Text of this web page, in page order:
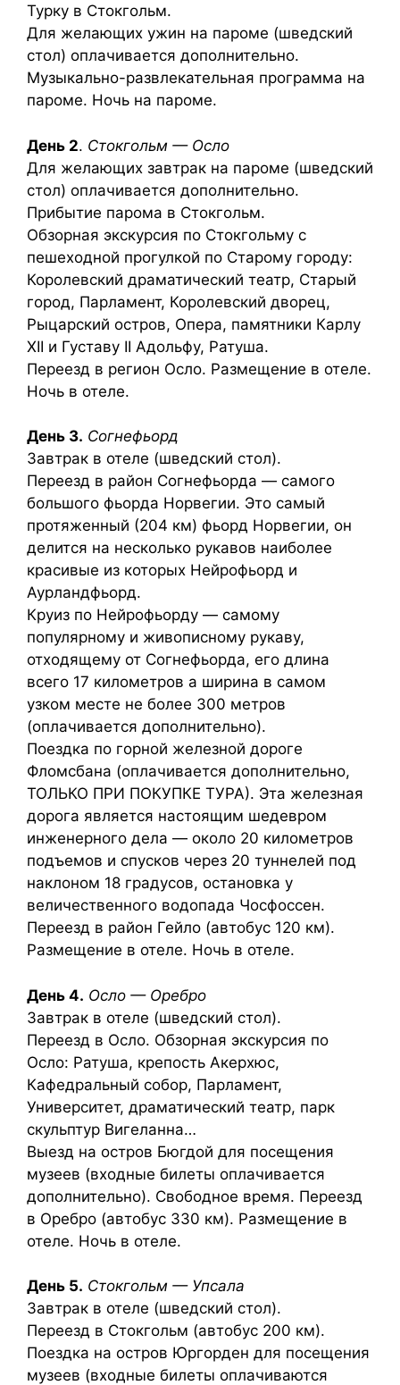
Турку в Стокгольм.
Для желающих ужин на пароме (шведский
стол) оплачивается дополнительно.
Музыкально-развлекательная программа на
пароме. Ночь на пароме.
День 2. Стокгольм — Осло
Для желающих завтрак на пароме (шведский
стол) оплачивается дополнительно.
Прибытие парома в Стокгольм.
Обзорная экскурсия по Стокгольму с
пешеходной прогулкой по Старому городу:
Королевский драматический театр, Старый
город, Парламент, Королевский дворец,
Рыцарский остров, Опера, памятники Карлу
XII и Густаву II Адольфу, Ратуша.
Переезд в регион Осло. Размещение в отеле.
Ночь в отеле.
День 3. Согнефьорд
Завтрак в отеле (шведский стол).
Переезд в район Согнефьорда — самого
большого фьорда Норвегии. Это самый
протяженный (204 км) фьорд Норвегии, он
делится на несколько рукавов наиболее
красивые из которых Нейрофьорд и
Аурландфьорд.
Круиз по Нейрофьорду — самому
популярному и живописному рукаву,
отходящему от Согнефьорда, его длина
всего 17 километров а ширина в самом
узком месте не более 300 метров
(оплачивается дополнительно).
Поездка по горной железной дороге
Фломсбана (оплачивается дополнительно,
ТОЛЬКО ПРИ ПОКУПКЕ ТУРА). Эта железная
дорога является настоящим шедевром
инженерного дела — около 20 километров
подъемов и спусков через 20 туннелей под
наклоном 18 градусов, остановка у
величественного водопада Чосфоссен.
Переезд в район Гейло (автобус 120 км).
Размещение в отеле. Ночь в отеле.
День 4. Осло — Оребро
Завтрак в отеле (шведский стол).
Переезд в Осло. Обзорная экскурсия по
Осло: Ратуша, крепость Акерхюс,
Кафедральный собор, Парламент,
Университет, драматический театр, парк
скульптур Вигеланна…
Выезд на остров Бюгдой для посещения
музеев (входные билеты оплачивается
дополнительно). Свободное время. Переезд
в Оребро (автобус 330 км). Размещение в
отеле. Ночь в отеле.
День 5. Стокгольм — Упсала
Завтрак в отеле (шведский стол).
Переезд в Стокгольм (автобус 200 км).
Поездка на остров Юргорден для посещения
музеев (входные билеты оплачиваются